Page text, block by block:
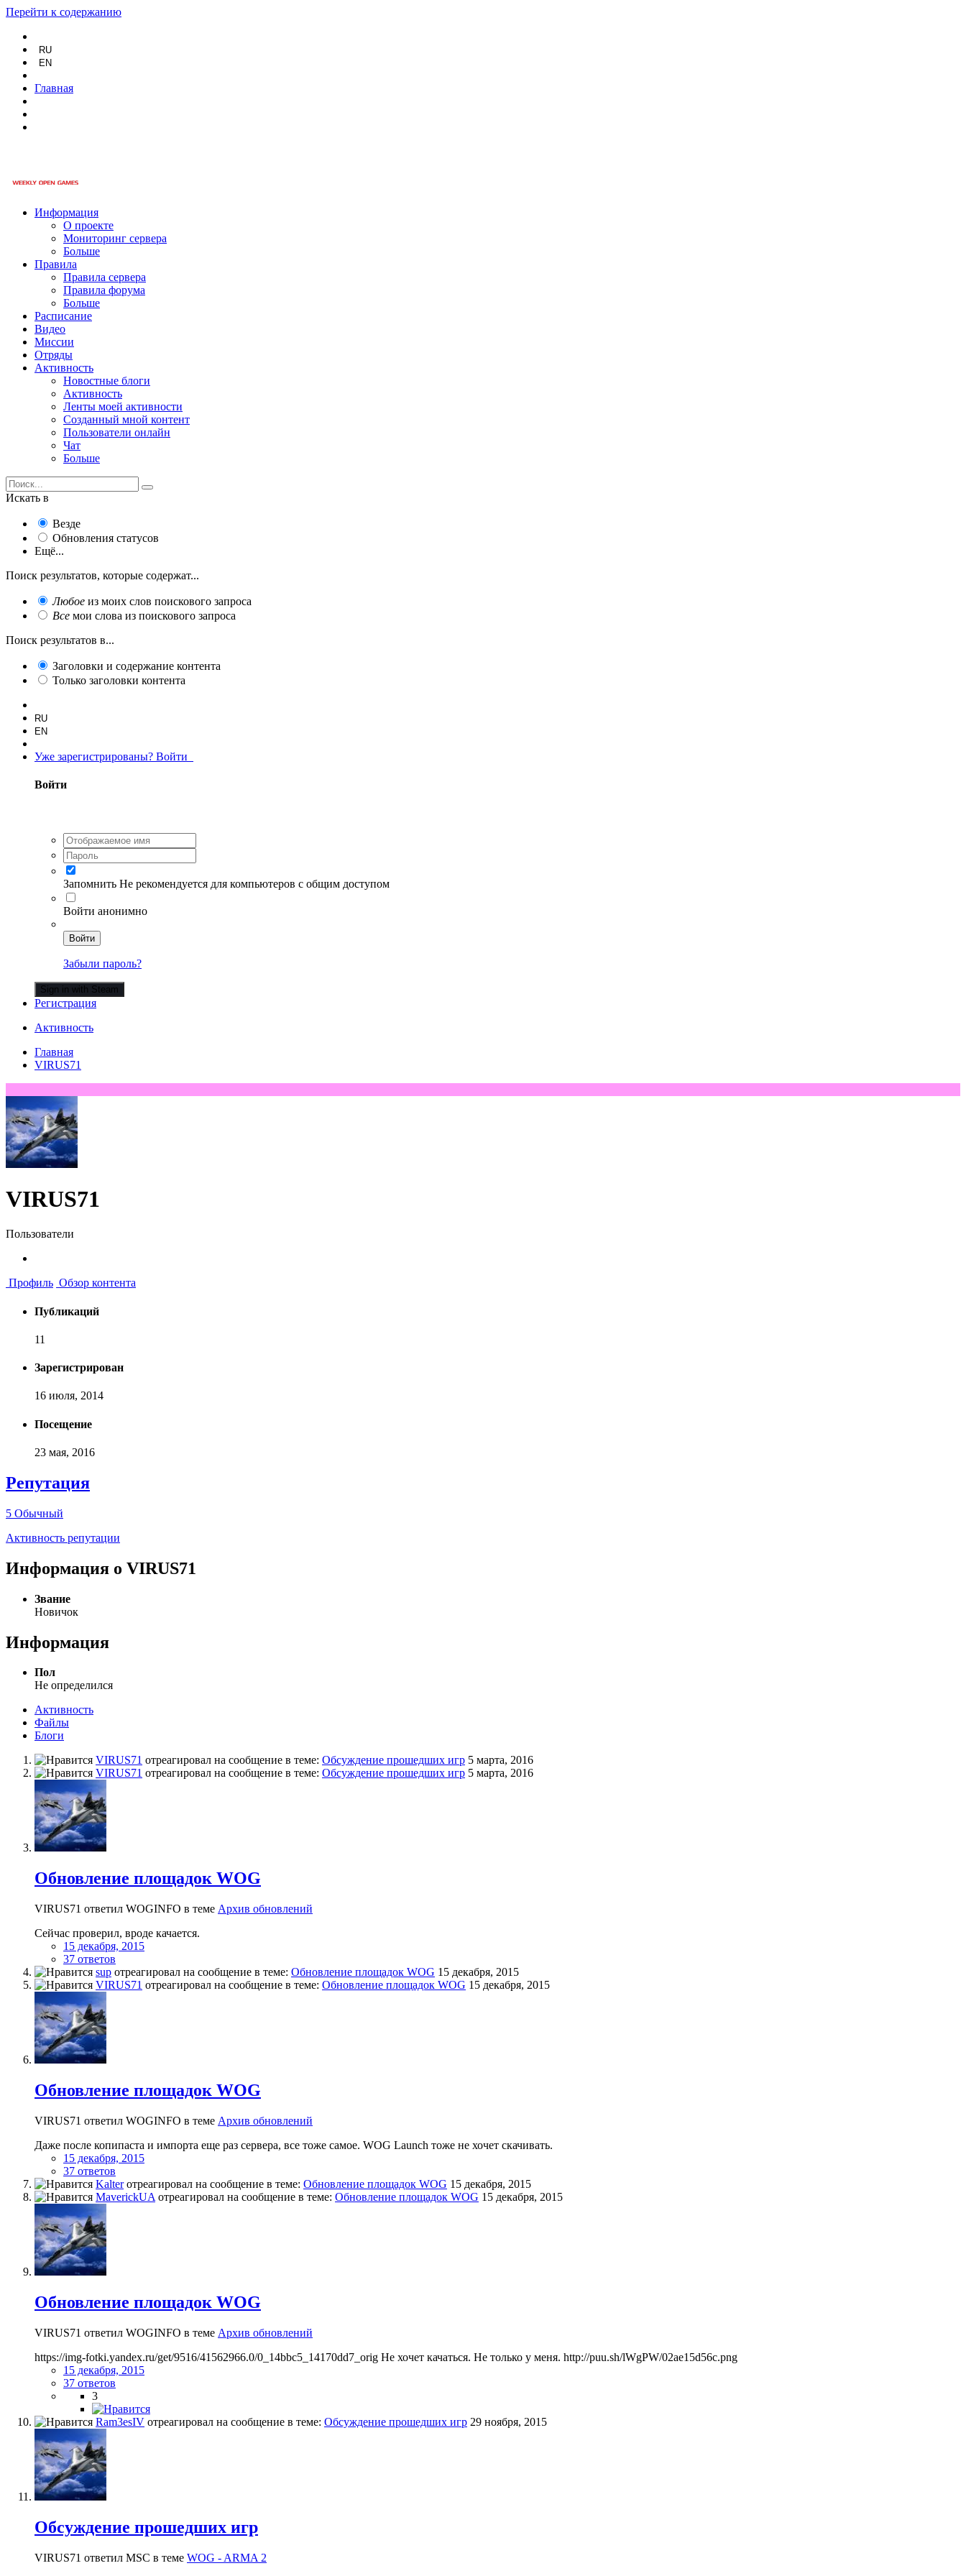
Перейти к содержанию
RU
EN
Главная
Информация
О проекте
Мониторинг сервера
Больше
Правила
Правила сервера
Правила форума
Больше
Расписание
Видео
Миссии
Отряды
Активность
Новостные блоги
Активность
Ленты моей активности
Созданный мной контент
Пользователи онлайн
Чат
Больше
Искать в
Везде
Обновления статусов
Ещё...
Поиск результатов, которые содержат...
Любое из моих слов поискового запроса
Все мои слова из поискового запроса
Поиск результатов в...
Заголовки и содержание контента
Только заголовки контента
RU
EN
Уже зарегистрированы? Войти
Войти
Запомнить Не рекомендуется для компьютеров с общим доступом
Войти анонимно
Войти
Забыли пароль?
Sign in with Steam
Регистрация
Активность
Главная
VIRUS71
VIRUS71
Пользователи
Профиль Обзор контента
Публикаций
11
Зарегистрирован
16 июля, 2014
Посещение
23 мая, 2016
Репутация
5 Обычный
Активность репутации
Информация о VIRUS71
Звание
Новичок
Информация
Пол
Не определился
Активность
Файлы
Блоги
VIRUS71 отреагировал на сообщение в теме: Обсуждение прошедших игр 5 марта, 2016
VIRUS71 отреагировал на сообщение в теме: Обсуждение прошедших игр 5 марта, 2016
Обновление площадок WOG
VIRUS71 ответил WOGINFO в теме Архив обновлений
Сейчас проверил, вроде качается.
15 декабря, 2015
37 ответов
sup отреагировал на сообщение в теме: Обновление площадок WOG 15 декабря, 2015
VIRUS71 отреагировал на сообщение в теме: Обновление площадок WOG 15 декабря, 2015
Обновление площадок WOG
VIRUS71 ответил WOGINFO в теме Архив обновлений
Даже после копипаста и импорта еще раз сервера, все тоже самое. WOG Launch тоже не хочет скачивать.
15 декабря, 2015
37 ответов
Kalterотреагировал на сообщение в теме: Обновление площадок WOG 15 декабря, 2015
MaverickUA отреагировал на сообщение в теме: Обновление площадок WOG 15 декабря, 2015
Обновление площадок WOG
VIRUS71 ответил WOGINFO в теме Архив обновлений
https://img-fotki.yandex.ru/get/9516/41562966.0/0_14bbc5_14170dd7_orig Не хочет качаться. Не только у меня. http://puu.sh/lWgPW/02ae15d56c.png
15 декабря, 2015
37 ответов
3
Ram3esIV отреагировал на сообщение в теме: Обсуждение прошедших игр 29 ноября, 2015
Обсуждение прошедших игр
VIRUS71 ответил MSC в теме WOG - ARMA 2